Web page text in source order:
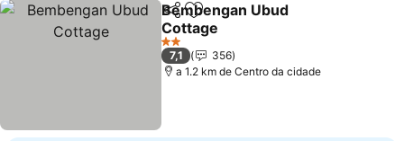
PartilharAdicionar aos favoritos
Bembengan Ubud
Cottage
2 Estrelas
7,1
356
a 1.2 km de Centro da cidade